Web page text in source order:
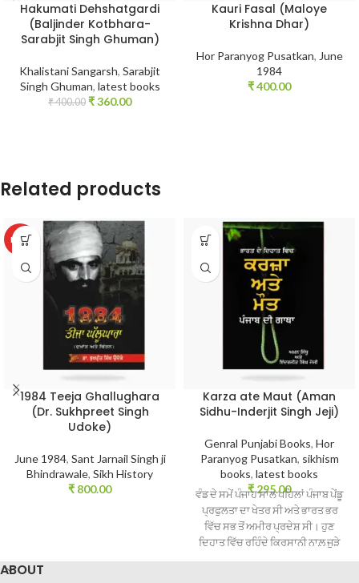
Hakumati Dehshatgardi
(Baljinder Kotbhara-
Sarabjit Singh Ghuman)
Khalistani Sangarsh, Sarabjit
Singh Ghuman, latest books
₹400.00 ₹360.00
Kauri Fasal (Maloye
Krishna Dhar)
Hor Paranyog Pusatkan, June
1984
₹400.00
Related products
HOT
1984 Teeja Ghallughara
(Dr. Sukhpreet Singh
Udoke)
June 1984, Sant Jarnail Singh ji
Bhindrawale, Sikh History
₹ 800.00
Karza ate Maut (Aman
Sidhu-Inderjit Singh Jeji)
Genral Punjabi Books, Hor
Paranyog Pusatkan, sikhism
books, latest books
₹295.00
ਵੰਡ ਦੇ ਸਮੇਂ ਪੰਜਾਹ ਸਾਲ ਪਹਿਲਾਂ ਪੰਜਾਬ ਪੇਂਡੂ
ਪ੍ਰਫੁਲਤਾ ਦਾ ਖੇਤਰ ਸੀ ਅਤੇ ਭਾਰਤ ਭਰ
ਵਿੱਚ ਸਭ ਤੋਂ ਅਮੀਰ ਪ੍ਰਦੇਸ਼ ਸੀ। ਹੁਣ
ਦਿਹਾਤ ਵਿੱਚ ਰਹਿੰਦੇ ਕਿਰਸਾਨੀ ਨਾਲ਼ ਜੁੜੇ
ABOUT